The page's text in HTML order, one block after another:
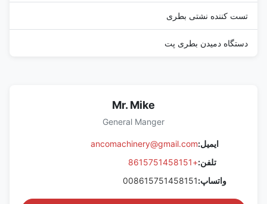
تست کننده نشتی بطری
دستگاه دمیدن بطری پت
Mr. Mike
General Manger
ایمیل:ancomachinery@gmail.com
تلفن:+8615751458151
واتساپ:008615751458151